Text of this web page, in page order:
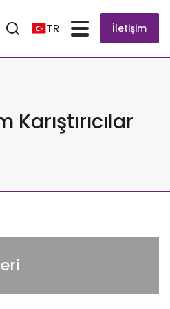
TR İletişim
Karıştırıcılar